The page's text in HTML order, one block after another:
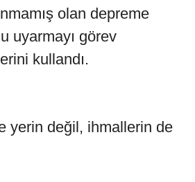
olan depreme
uyarmayı görev
kullandı.
yerin değil, ihmallerin de